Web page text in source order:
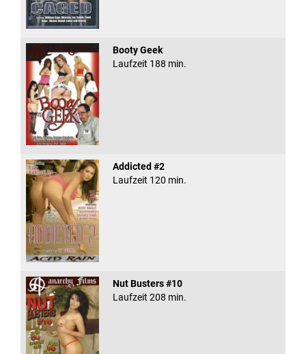
Booty Geek
Laufzeit 188 min.
Addicted #2
Laufzeit 120 min.
Nut Busters #10
Laufzeit 208 min.